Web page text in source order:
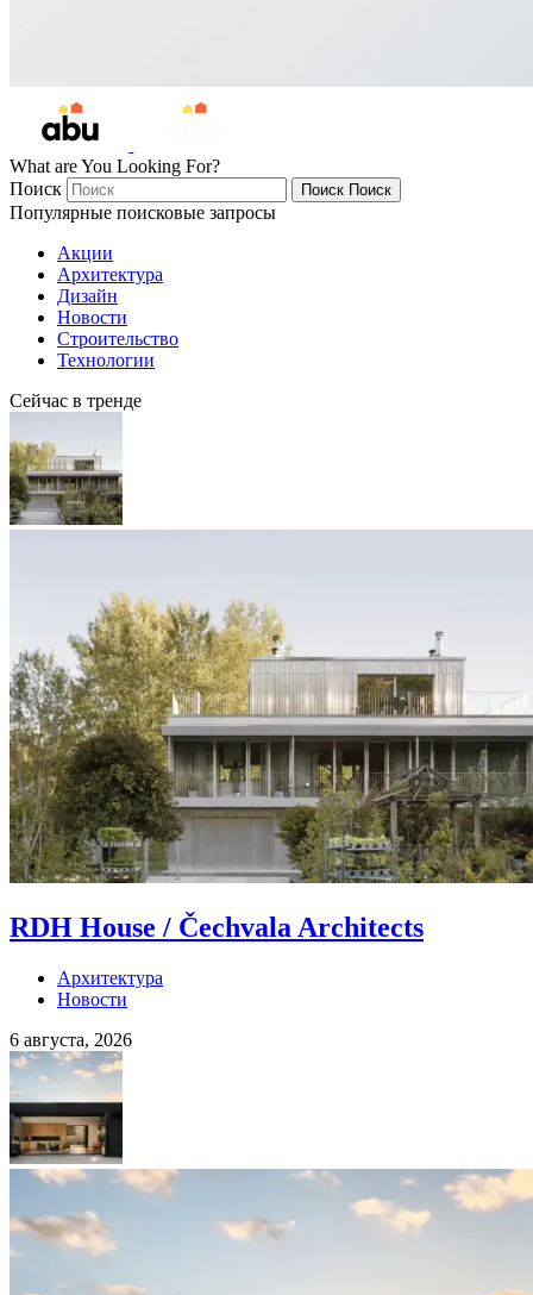
What are You Looking For?
Поиск
Поиск Поиск
Популярные поисковые запросы
Акции
Архитектура
Дизайн
Новости
Строительство
Технологии
Сейчас в тренде
RDH House / Čechvala Architects
Архитектура
Новости
6 августа, 2026